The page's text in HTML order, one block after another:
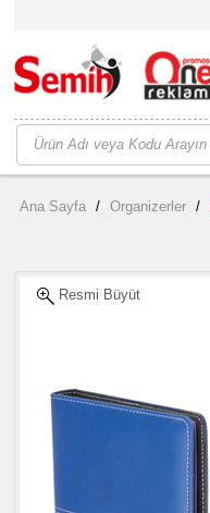
Ana Sayfa / Organizerler /
Resmi Büyüt